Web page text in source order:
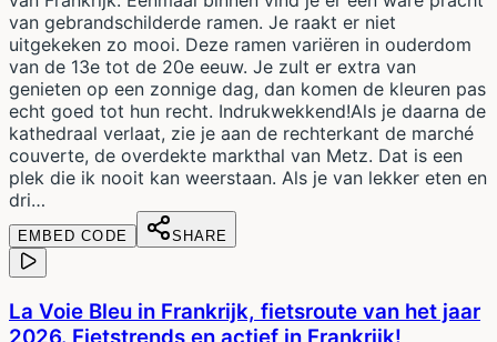
van gebrandschilderde ramen. Je raakt er niet
uitgekeken zo mooi. Deze ramen variëren in ouderdom
van de 13e tot de 20e eeuw. Je zult er extra van
genieten op een zonnige dag, dan komen de kleuren pas
echt goed tot hun recht. Indrukwekkend!Als je daarna de
kathedraal verlaat, zie je aan de rechterkant de marché
couverte, de overdekte markthal van Metz. Dat is een
plek die ik nooit kan weerstaan. Als je van lekker eten en
dri…
EMBED CODE SHARE
La Voie Bleu in Frankrijk, fietsroute van het jaar